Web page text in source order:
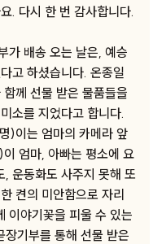
. 다시 한 번 감사합니다.
가 배송 오는 날은, 예승
고 하셨습니다. 온종일
께 선물 받은 물품들을
소를 지었다고 합니다.
)이는 엄마의 카메라 앞
엄마, 아빠는 평소에 요
운동화도 사주지 못해 또
켠의 미안함으로 자리
이야기꽃을 피울 수 있는
기부를 통해 선물 받은